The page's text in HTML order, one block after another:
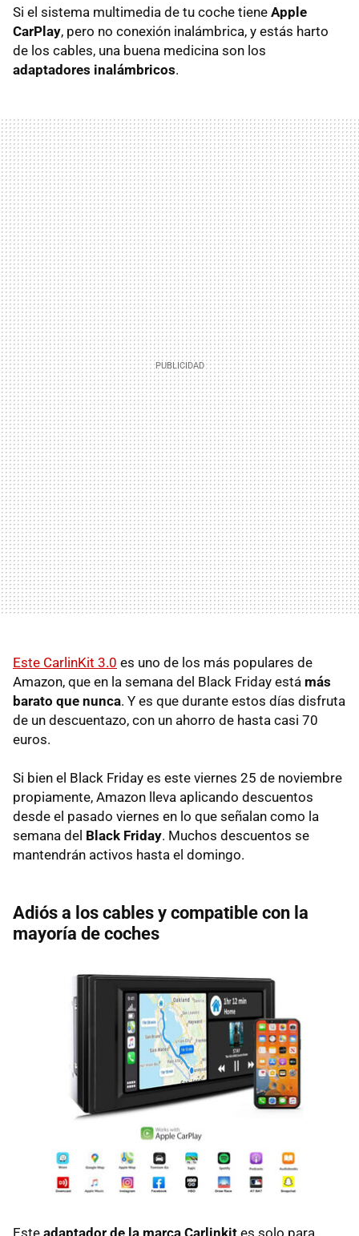
Si el sistema multimedia de tu coche tiene Apple
CarPlay, pero no conexión inalámbrica, y estás harto
de los cables, una buena medicina son los
adaptadores inalámbricos.
Este CarlinKit 3.0 es uno de los más populares de
Amazon, que en la semana del Black Friday está más
barato que nunca. Y es que durante estos días disfruta
de un descuentazo, con un ahorro de hasta casi 70
euros.
Si bien el Black Friday es este viernes 25 de noviembre
propiamente, Amazon lleva aplicando descuentos
desde el pasado viernes en lo que señalan como la
semana del Black Friday. Muchos descuentos se
mantendrán activos hasta el domingo.
Adiós a los cables y compatible con la
mayoría de coches